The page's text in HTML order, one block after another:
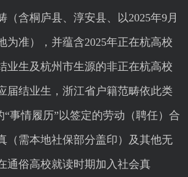
（含桐庐县、淳安县、以2025年9月
为准），并蕴含2025年正在杭高校
业生及杭州市生源的非正在杭高校
届结业生，浙江省户籍范畴依此类
“事情履历”以签定的劳动（聘任）合
（需本地社保部分盖印）及其他无
通俗高校就读时期加入社会真